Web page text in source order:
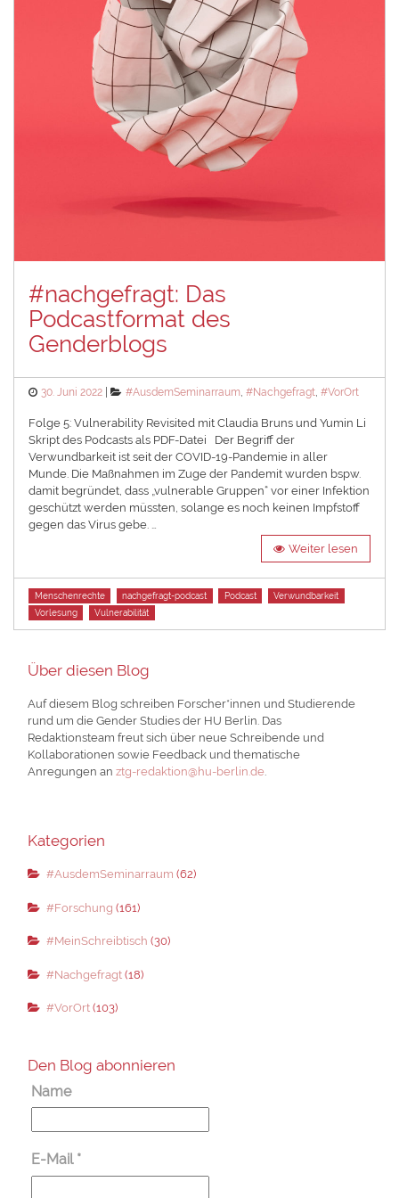
#nachgefragt: Das
Podcastformat des
Genderblogs
Posted
30. Juni 2022 Categories
#AusdemSeminarraum ,#Nachgefragt ,#VorOrt
Folge 5: Vulnerability Revisited mit Claudia Bruns und Yumin Li
Skript des Podcasts als PDF-Datei Der Begriff der
Verwundbarkeit ist seit der COVID-19-Pandemie in aller
Munde. Die Maßnahmen im Zuge der Pandemit wurden bspw.
damit begründet, dass „vulnerable Gruppen“ vor einer Infektion
geschützt werden müssten, solange es noch keinen Impfstoff
gegen das Virus gebe. …
Weiter lesen
Tags
Menschenrechte nachgefragt-podcast Podcast
Verwundbarkeit
Vorlesung
Vulnerabilität
Über diesen Blog
Auf diesem Blog schreiben Forscher*innen und Studierende
rund um die Gender Studies der HU Berlin. Das
Redaktionsteam freut sich über neue Schreibende und
Kollaborationen sowie Feedback und thematische
Anregungen anztg-redaktion@hu-berlin.de.
Kategorien
#AusdemSeminarraum (62)
#Forschung (161)
#MeinSchreibtisch (30)
#Nachgefragt(18)
#VorOrt(103)
Den Blog abonnieren
Name
E-Mail *